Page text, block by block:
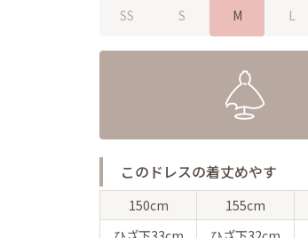
SS S M L
このドレスの着丈めやす
150cm 155cm